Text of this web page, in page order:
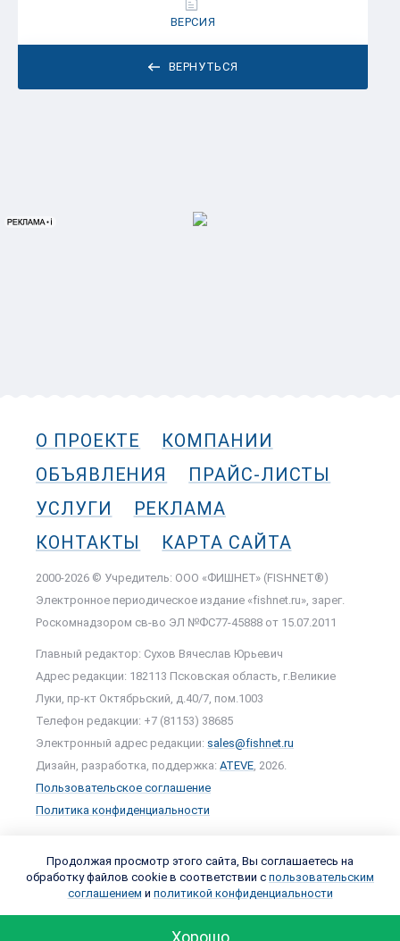
ВЕРНУТЬСЯ
ВЕРСИЯ
О ПРОЕКТЕ
КОМПАНИИ
ОБЪЯВЛЕНИЯ
ПРАЙС-ЛИСТЫ
УСЛУГИ
РЕКЛАМА
КОНТАКТЫ
КАРТА САЙТА
2000-2026 © Учредитель: ООО «ФИШНЕТ» (FISHNET®)
Электронное периодическое издание «fishnet.ru», зарег.
Роскомнадзором cв-во ЭЛ №ФС77-45888 от 15.07.2011
Главный редактор: Сухов Вячеслав Юрьевич
Адрес редакции: 182113 Псковская область, г.Великие
Луки, пр-кт Октябрьский, д.40/7, пом.1003
Телефон редакции: +7 (81153) 38685
Электронный адрес редакции: sales@fishnet.ru
Дизайн, разработка, поддержка: ATEVE , 2026.
Пользовательское соглашение
Политика конфиденциальности
Продолжая просмотр этого сайта, Вы соглашаетесь на
обработку файлов cookie в соответствии с пользовательским
соглашением и политикой конфиденциальности
Хорошо